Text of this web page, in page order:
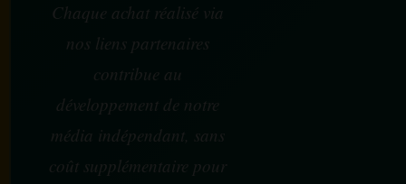
Chaque achat réalisé via
nos liens partenaires
contribue au
développement de notre
média indépendant, sans
coût supplémentaire pour